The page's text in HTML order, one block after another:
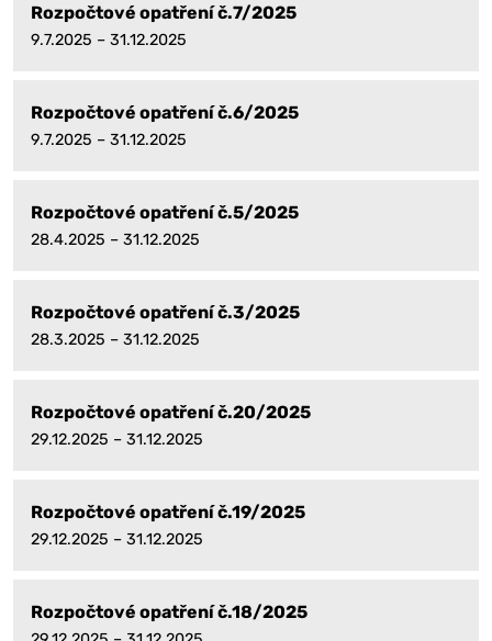
Rozpočtové opatření č.7/2025
9.7.2025 – 31.12.2025
Rozpočtové opatření č.6/2025
9.7.2025 – 31.12.2025
Rozpočtové opatření č.5/2025
28.4.2025 – 31.12.2025
Rozpočtové opatření č.3/2025
28.3.2025 – 31.12.2025
Rozpočtové opatření č.20/2025
29.12.2025 – 31.12.2025
Rozpočtové opatření č.19/2025
29.12.2025 – 31.12.2025
Rozpočtové opatření č.18/2025